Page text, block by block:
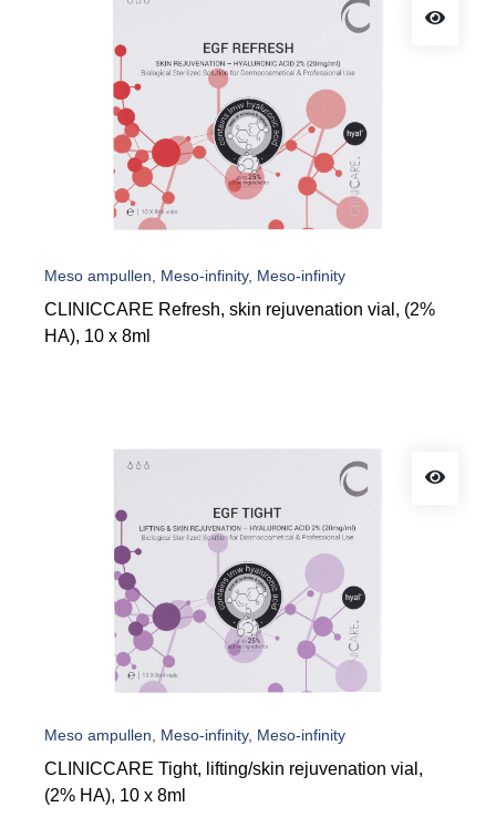
Meso ampullen, Meso-infinity, Meso-infinity
CLINICCARE Refresh, skin rejuvenation vial, (2%
HA), 10 x 8ml
Meso ampullen, Meso-infinity, Meso-infinity
CLINICCARE Tight, lifting/skin rejuvenation vial,
(2% HA), 10 x 8ml